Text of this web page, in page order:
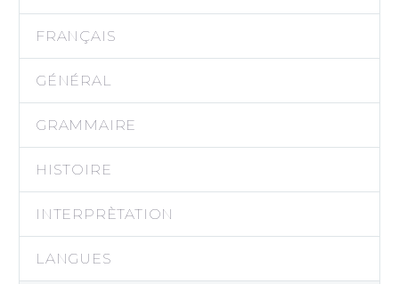
FRANÇAIS
GÉNÉRAL
GRAMMAIRE
HISTOIRE
INTERPRÈTATION
LANGUES